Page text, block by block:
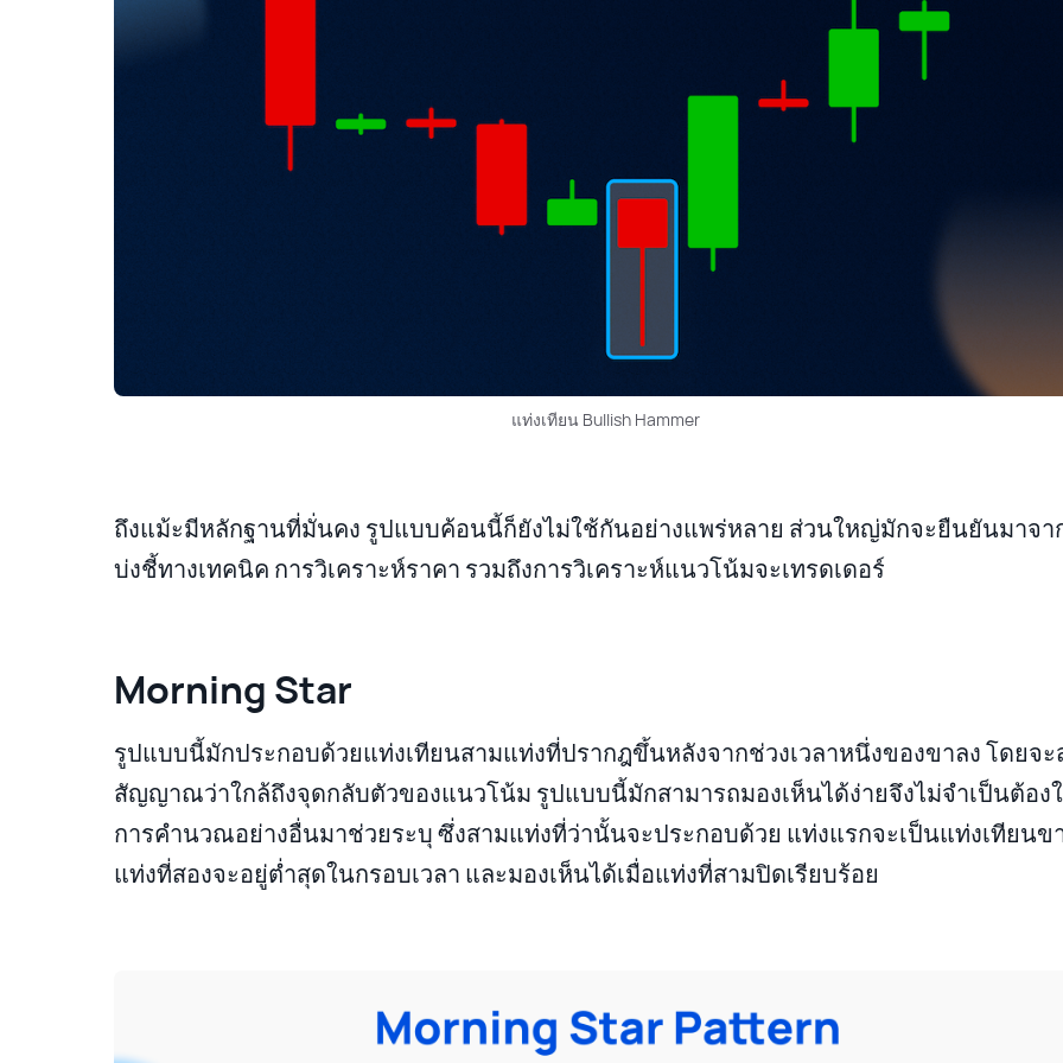
แท่งเทียน Bullish Hammer
ถึงแม้ะมีหลักฐานที่มั่นคง รูปแบบค้อนนี้ก็ยังไม่ใช้กันอย่างแพร่หลาย ส่วนใหญ่มักจะยืนยันมาจา
บ่งชี้ทางเทคนิค การวิเคราะห์ราคา รวมถึงการวิเคราะห์แนวโน้มจะเทรดเดอร์
Morning Star
รูปแบบนี้มักประกอบด้วยแท่งเทียนสามแท่งที่ปรากฎขึ้นหลังจากช่วงเวลาหนึ่งของขาลง โดยจะ
สัญญาณว่าใกล้ถึงจุดกลับตัวของแนวโน้ม รูปแบบนี้มักสามารถมองเห็นได้ง่ายจึงไม่จำเป็นต้อง
การคำนวณอย่างอื่นมาช่วยระบุ ซึ่งสามแท่งที่ว่านั้นจะประกอบด้วย แท่งแรกจะเป็นแท่งเทียนข
แท่งที่สองจะอยู่ต่ำสุดในกรอบเวลา และมองเห็นได้เมื่อแท่งที่สามปิดเรียบร้อย